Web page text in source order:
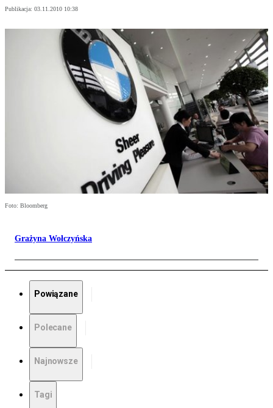
Publikacja: 03.11.2010 10:38
Foto: Bloomberg
Grażyna Wołczyńska
Powiązane
Polecane
Najnowsze
Tagi